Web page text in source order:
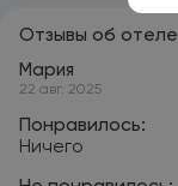
Отзывы об отеле
Мария
22 авг. 2025
Понравилось:
Ничего